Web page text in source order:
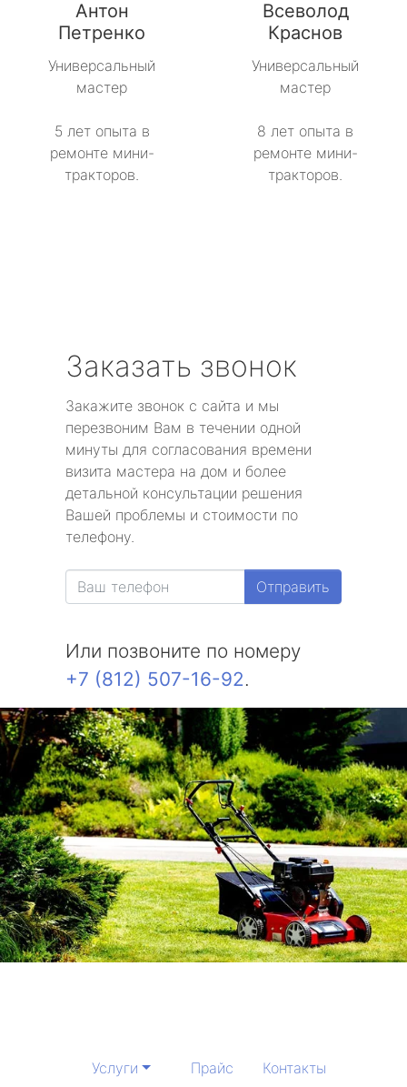
Антон
Петренко
Универсальный
мастер
5 лет опыта в
ремонте мини-
тракторов.
Всеволод
Краснов
Универсальный
мастер
8 лет опыта в
ремонте мини-
тракторов.
Заказать звонок
Закажите звонок с сайта и мы
перезвоним Вам в течении одной
минуты для согласования времени
визита мастера на дом и более
детальной консультации решения
Вашей проблемы и стоимости по
телефону.
Отправить
Или позвоните по номеру
+7 (812) 507-16-92.
Услуги Прайс Контакты